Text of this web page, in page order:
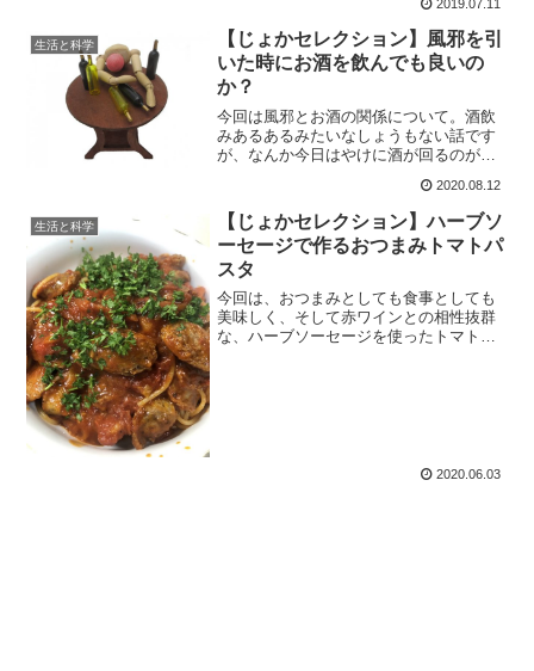
めて、ホットでもアイスでも美味しい、
飲むカスタードクリームのようなカクテ
ルなのです。
2019.07.11
生活と科学
【じょかセレクション】風邪を引
いた時にお酒を飲んでも良いの
か？
今回は風邪とお酒の関係について。酒飲
みあるあるみたいなしょうもない話です
が、なんか今日はやけに酒が回るのが早
んてことがあります。風邪に卵酒なんて
俗説もありますが、果たして飲んで良い
ものなのでしょうか。
2020.08.12
生活と科学
【じょかセレクション】ハーブソ
ーセージで作るおつまみトマトパ
スタ
今回は、おつまみとしても食事としても
美味しく、そして赤ワインとの相性抜群
な、ハーブソーセージを使ったトマトソ
2020.06.03